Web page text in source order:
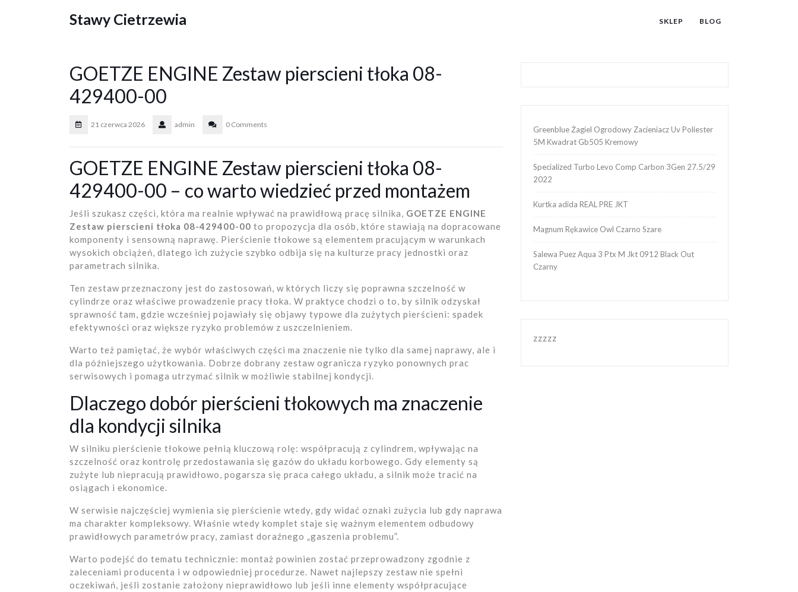
Stawy Cietrzewia SKLEP BLOG
GOETZE ENGINE Zestaw pierscieni tłoka 08-
429400-00
21 czerwca 2026 admin 0 Comments
GOETZE ENGINE Zestaw pierscieni tłoka 08-
429400-00 – co warto wiedzieć przed montażem
Jeśli szukasz części, która ma realnie wpływać na prawidłową pracę silnika, GOETZE ENGINE
Zestaw pierscieni tłoka 08-429400-00 to propozycja dla osób, które stawiają na dopracowane
komponenty i sensowną naprawę. Pierścienie tłokowe są elementem pracującym w warunkach
wysokich obciążeń, dlatego ich zużycie szybko odbija się na kulturze pracy jednostki oraz
parametrach silnika.
Ten zestaw przeznaczony jest do zastosowań, w których liczy się poprawna szczelność w
cylindrze oraz właściwe prowadzenie pracy tłoka. W praktyce chodzi o to, by silnik odzyskał
sprawność tam, gdzie wcześniej pojawiały się objawy typowe dla zużytych pierścieni: spadek
efektywności oraz większe ryzyko problemów z uszczelnieniem.
Warto też pamiętać, że wybór właściwych części ma znaczenie nie tylko dla samej naprawy, ale i
dla późniejszego użytkowania. Dobrze dobrany zestaw ogranicza ryzyko ponownych prac
serwisowych i pomaga utrzymać silnik w możliwie stabilnej kondycji.
Dlaczego dobór pierścieni tłokowych ma znaczenie
dla kondycji silnika
W silniku pierścienie tłokowe pełnią kluczową rolę: współpracują z cylindrem, wpływając na
szczelność oraz kontrolę przedostawania się gazów do układu korbowego. Gdy elementy są
zużyte lub niepracują prawidłowo, pogarsza się praca całego układu, a silnik może tracić na
osiągach i ekonomice.
W serwisie najczęściej wymienia się pierścienie wtedy, gdy widać oznaki zużycia lub gdy naprawa
ma charakter kompleksowy. Właśnie wtedy komplet staje się ważnym elementem odbudowy
prawidłowych parametrów pracy, zamiast doraźnego „gaszenia problemu”.
Warto podejść do tematu technicznie: montaż powinien zostać przeprowadzony zgodnie z
zaleceniami producenta i w odpowiedniej procedurze. Nawet najlepszy zestaw nie spełni
oczekiwań, jeśli zostanie założony nieprawidłowo lub jeśli inne elementy współpracujące
Greenblue Żagiel Ogrodowy Zacieniacz Uv Poliester
5M Kwadrat Gb505 Kremowy
Specialized Turbo Levo Comp Carbon 3Gen 27.5/29
2022
Kurtka adida REAL PRE JKT
Magnum Rękawice Owl Czarno Szare
Salewa Puez Aqua 3 Ptx M Jkt 0912 Black Out
Czarny
zzzzz